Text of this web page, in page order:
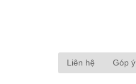
Liên hệ Góp ý